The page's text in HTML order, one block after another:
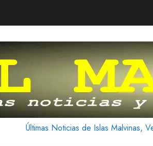
Últimas Noticias de Islas Malvinas,